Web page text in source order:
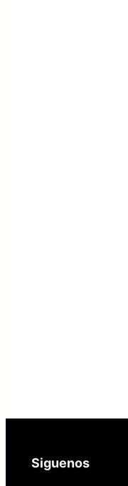
Siguenos